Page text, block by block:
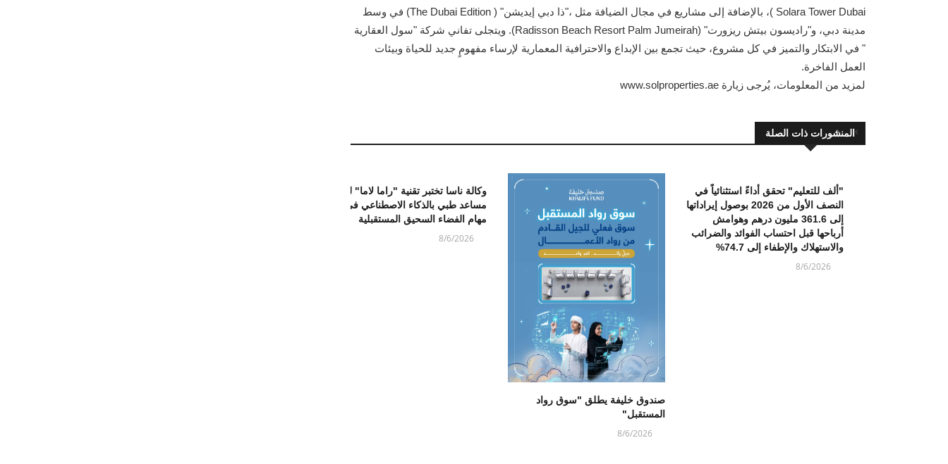
Solara Tower Dubai )، بالإضافة إلى مشاريع في مجال الضيافة مثل ،"ذا دبي إيديشن" ( The Dubai Edition) في وسط
مدينة دبي، و"راديسون بيتش ريزورت" (Radisson Beach Resort Palm Jumeirah). ويتجلى تفاني شركة "سول العقارية
" في الابتكار والتميز في كل مشروع، حيث تجمع بين الإبداع والاحترافية المعمارية لإرساء مفهومٍ جديد للحياة وبيئات
العمل الفاخرة.
لمزيد من المعلومات، يُرجى زيارة www.solproperties.ae
المنشورات ذات الصلة
وكالة ناسا تختبر تقنية "راما لاما" لدعم
مساعد طبي بالذكاء الاصطناعي في
مهام الفضاء السحيق المستقبلية
8/6/2026
صندوق خليفة يطلق "سوق رواد
المستقبل"
8/6/2026
"ألف للتعليم" تحقق أداءً استثنائياً في
النصف الأول من 2026 بوصول إيراداتها
إلى 361.6 مليون درهم وهوامش
أرباحها قبل احتساب الفوائد والضرائب
والاستهلاك والإطفاء إلى 74.7%
8/6/2026